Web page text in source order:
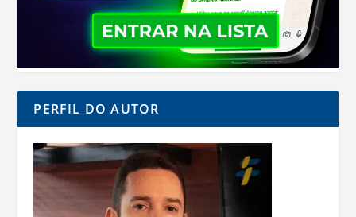
PERFIL DO AUTOR